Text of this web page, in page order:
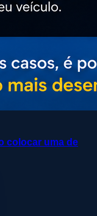
colocar uma de